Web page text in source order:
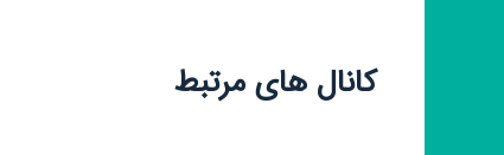
کانال های مرتبط